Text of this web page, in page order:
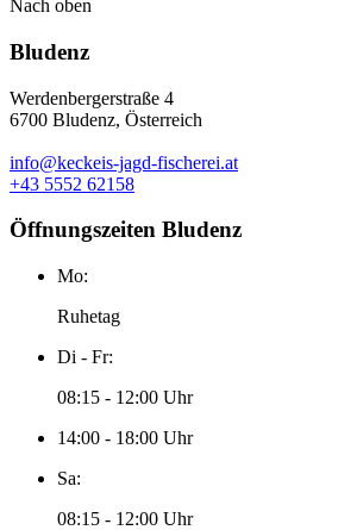
Nach oben
Bludenz
Werdenbergerstraße 4
6700 Bludenz, Österreich
info@keckeis-jagd-fischerei.at
+43 5552 62158
Öffnungszeiten Bludenz
Mo:
Ruhetag
Di - Fr:
08:15 - 12:00 Uhr
14:00 - 18:00 Uhr
Sa:
08:15 - 12:00 Uhr